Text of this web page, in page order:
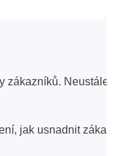
zákazníků. Neustále
jak usnadnit